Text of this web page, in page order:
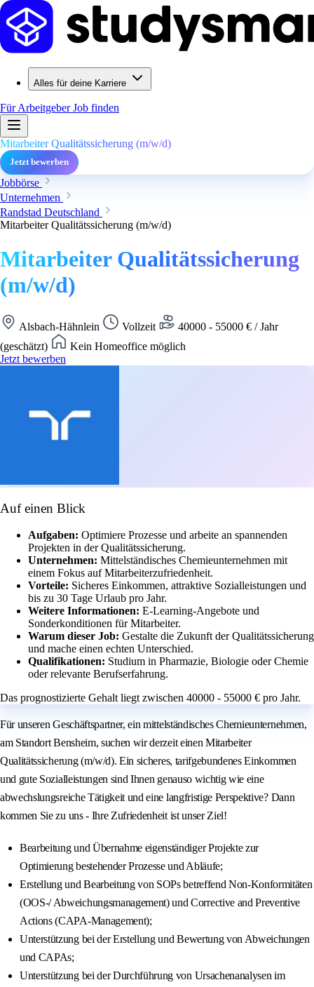
Alles für deine Karriere
Für ArbeitgeberJob finden
Mitarbeiter Qualitätssicherung (m/w/d)
Jetzt bewerben
Jobbörse
Unternehmen
Randstad Deutschland
Mitarbeiter Qualitätssicherung (m/w/d)
Mitarbeiter Qualitätssicherung
(m/w/d)
Alsbach-Hähnlein Vollzeit
40000 - 55000 € / Jahr
(geschätzt)
Kein Homeoffice möglich
Jetzt bewerben
Auf einen Blick
Aufgaben: Optimiere Prozesse und arbeite an spannenden
Projekten in der Qualitätssicherung.
Unternehmen: Mittelständisches Chemieunternehmen mit
einem Fokus auf Mitarbeiterzufriedenheit.
Vorteile: Sicheres Einkommen, attraktive Sozialleistungen und
bis zu 30 Tage Urlaub pro Jahr.
Weitere Informationen: E-Learning-Angebote und
Sonderkonditionen für Mitarbeiter.
Warum dieser Job: Gestalte die Zukunft der Qualitätssicherung
und mache einen echten Unterschied.
Qualifikationen: Studium in Pharmazie, Biologie oder Chemie
oder relevante Berufserfahrung.
Das prognostizierte Gehalt liegt zwischen 40000 - 55000 € pro Jahr.
Für unseren Geschäftspartner, ein mittelständisches Chemieunternehmen,
am Standort Bensheim, suchen wir derzeit einen Mitarbeiter
Qualitätssicherung (m/w/d). Ein sicheres, tarifgebundenes Einkommen
und gute Sozialleistungen sind Ihnen genauso wichtig wie eine
abwechslungsreiche Tätigkeit und eine langfristige Perspektive? Dann
kommen Sie zu uns - Ihre Zufriedenheit ist unser Ziel!
Bearbeitung und Übernahme eigenständiger Projekte zur
Optimierung bestehender Prozesse und Abläufe;
Erstellung und Bearbeitung von SOPs betreffend Non-Konformitäten
(OOS-/ Abweichungsmanagement) und Corrective and Preventive
Actions (CAPA-Management);
Unterstützung bei der Erstellung und Bewertung von Abweichungen
und CAPAs;
Unterstützung bei der Durchführung von Ursachenanalysen im